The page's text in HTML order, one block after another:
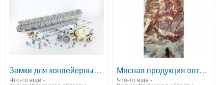
Замки для конвейерных лент DALGIC
Что-то еще -
Мясная продукция оптом от производителя
Что-то еще -